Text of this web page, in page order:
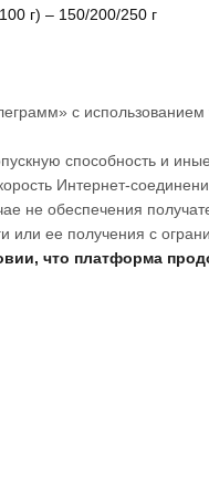
г) – 150/200/250 г
с использованием
способность и
Интернет-
не обеспечения
или ее получения с
что платформа